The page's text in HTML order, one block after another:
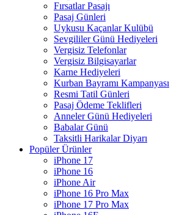
Fırsatlar Pasajı
Pasaj Günleri
Uykusu Kaçanlar Kulübü
Sevgililer Günü Hediyeleri
Vergisiz Telefonlar
Vergisiz Bilgisayarlar
Karne Hediyeleri
Kurban Bayramı Kampanyası
Resmi Tatil Günleri
Pasaj Ödeme Teklifleri
Anneler Günü Hediyeleri
Babalar Günü
Taksitli Harikalar Diyarı
Popüler Ürünler
iPhone 17
iPhone 16
iPhone Air
iPhone 16 Pro Max
iPhone 17 Pro Max